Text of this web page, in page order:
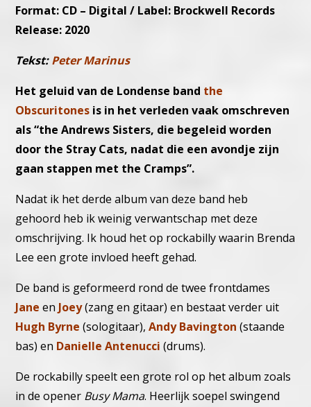
Format: CD – Digital / Label: Brockwell Records
Release: 2020
Tekst:Peter Marinus
Het geluid van de Londense band the
Obscuritones is in het verleden vaak omschreven
als “the Andrews Sisters, die begeleid worden
door the Stray Cats, nadat die een avondje zijn
gaan stappen met the Cramps”.
Nadat ik het derde album van deze band heb
gehoord heb ik weinig verwantschap met deze
omschrijving. Ik houd het op rockabilly waarin Brenda
Lee een grote invloed heeft gehad.
De band is geformeerd rond de twee frontdames
Jane en Joey(zang en gitaar) en bestaat verder uit
Hugh Byrne (sologitaar),Andy Bavington (staande
bas) en Danielle Antenucci (drums).
De rockabilly speelt een grote rol op het album zoals
in de opener Busy Mama. Heerlijk soepel swingend